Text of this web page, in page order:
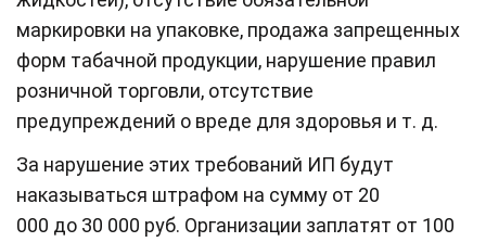
маркировки на упаковке, продажа запрещенных
форм табачной продукции, нарушение правил
розничной торговли, отсутствие
предупреждений о вреде для здоровья и т. д.
За нарушение этих требований ИП будут
наказываться штрафом на сумму от 20
000 до 30 000 руб. Организации заплатят от 100